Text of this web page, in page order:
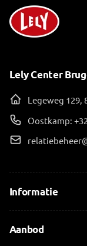
Lely Center
Legeweg 129,
Oostkamp:
Informatie
Aanbod